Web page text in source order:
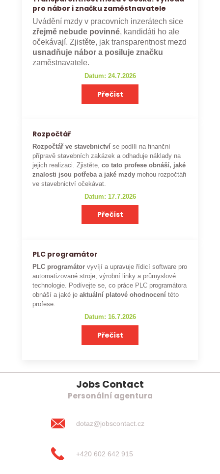
pro nábor i značku zaměstnavatele
Uvádění mzdy v pracovních inzerátech sice
zřejmě nebude povinné, kandidáti ho ale
očekávají. Zjistěte, jak transparentnost mezd
usnadňuje nábor a posiluje značku
zaměstnavatele.
Datum: 24.7.2026
Přečíst
Rozpočtář
Rozpočtář ve stavebnictví se podílí na finanční
přípravě stavebních zakázek a odhaduje náklady na
jejich realizaci. Zjistěte,co tato profese obnáší, jaké
znalosti jsou potřeba a jaké mzdy mohou rozpočtáři
ve stavebnictví očekávat.
Datum: 17.7.2026
Přečíst
PLC programátor
PLC programátor vyvíjí a upravuje řídicí software pro
automatizované stroje, výrobní linky a průmyslové
technologie. Podívejte se, co práce PLC programátora
obnáší a jaké je aktuální platové ohodnocení této
profese.
Datum: 16.7.2026
Přečíst
Jobs Contact
Personální agentura
dotaz@jobscontact.cz
+420 602 642 915